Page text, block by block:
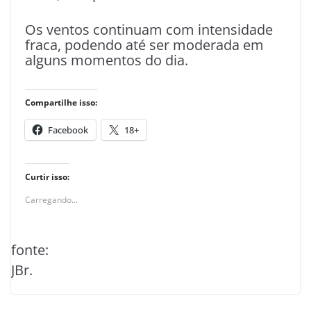
Os ventos continuam com intensidade
fraca, podendo até ser moderada em
alguns momentos do dia.
Compartilhe isso:
Facebook 18+
Curtir isso:
Carregando...
fonte:
JBr.